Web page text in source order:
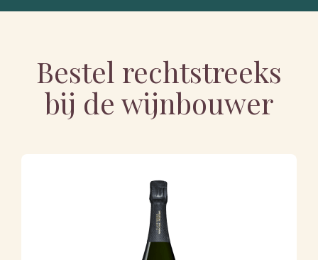
Bestel rechtstreeks
bij de wijnbouwer